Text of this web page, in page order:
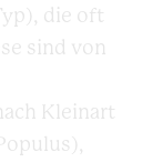
die oft
sind von
Kleinart